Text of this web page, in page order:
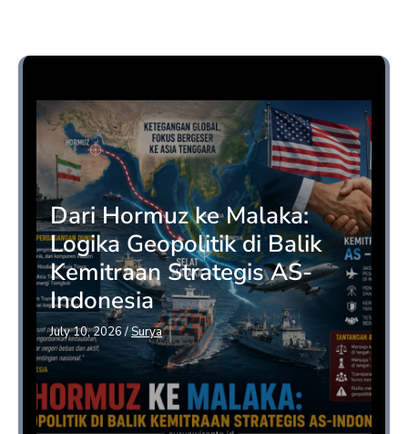
Dari Hormuz ke Malaka:
Logika Geopolitik di Balik
Kemitraan Strategis AS-
Indonesia
July 10, 2026/Surya